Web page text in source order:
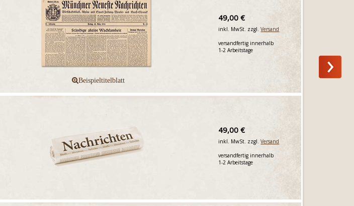
49,00 €
inkl. MwSt. zzgl.Versand
versandfertig innerhalb
1-2 Arbeitstage
49,00 €
inkl. MwSt. zzgl.Versand
versandfertig innerhalb
1-2 Arbeitstage